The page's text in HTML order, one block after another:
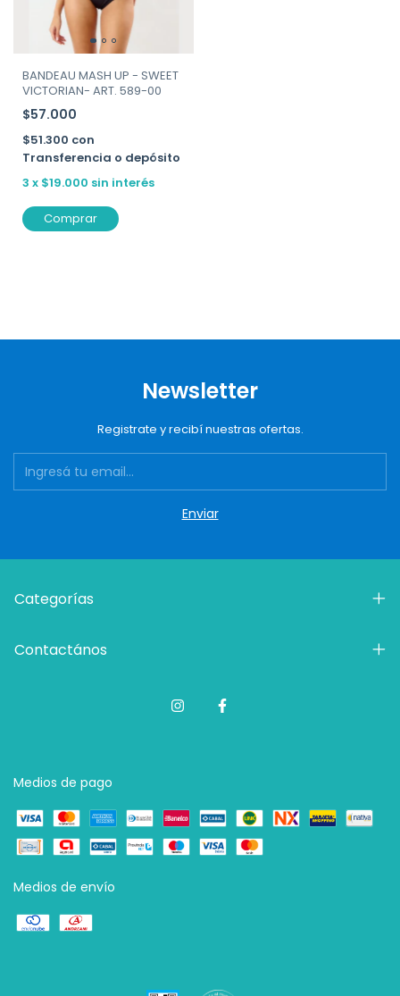
BANDEAU MASH UP - SWEET
VICTORIAN- ART. 589-00
$57.000
$51.300 con
Transferencia o depósito
3 x $19.000 sin interés
Comprar
Newsletter
Registrate y recibí nuestras ofertas.
Categorías
Contactános
Medios de pago
Medios de envío